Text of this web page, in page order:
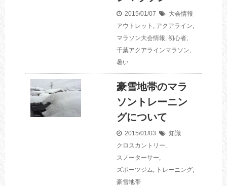
2015/01/07
大会情報
アウトレット
アクアライン
マラソン大会情報 初心者
千葉アクアラインマラソン
暑い
豪雪地帯のマラ
ソントレーニン
グについて
2015/01/03
知識
クロスカントリー
スノーターサー
ズポーツジム
トレーニング
豪雪地帯